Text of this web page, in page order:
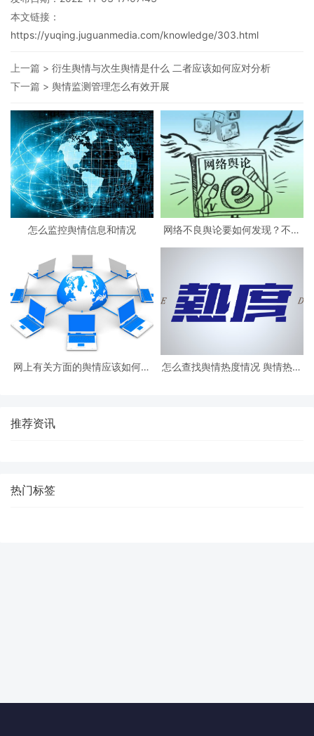
本文链接：
https://yuqing.juguanmedia.com/knowledge/303.html
上一篇 > 衍生舆情与次生舆情是什么 二者应该如何应对分析
下一篇 > 舆情监测管理怎么有效开展
怎么监控舆情信息和情况
网络不良舆论要如何发现？不良
网上有关方面的舆情应该如何收
怎么查找舆情热度情况 舆情热度
推荐资讯
热门标签